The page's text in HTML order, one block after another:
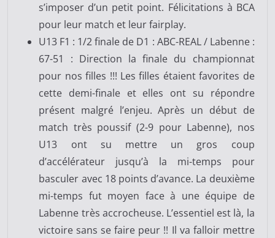
s’imposer d’un petit point. Félicitations à BCA
pour leur match et leur fairplay.
U13 F1 : 1/2 finale de D1 : ABC-REAL / Labenne :
67-51 : Direction la finale du championnat
pour nos filles !!! Les filles étaient favorites de
cette demi-finale et elles ont su répondre
présent malgré l’enjeu. Après un début de
match très poussif (2-9 pour Labenne), nos
U13 ont su mettre un gros coup
d’accélérateur jusqu’à la mi-temps pour
basculer avec 18 points d’avance. La deuxième
mi-temps fut moyen face à une équipe de
Labenne très accrocheuse. L’essentiel est là, la
victoire sans se faire peur !! Il va falloir mettre